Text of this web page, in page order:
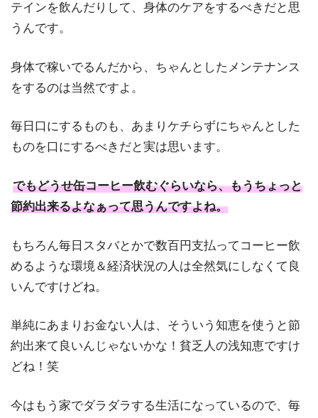
テインを飲んだりして、身体のケアをするべきだと思
うんです。
身体で稼いでるんだから、ちゃんとしたメンテナンス
をするのは当然ですよ。
毎日口にするものも、あまりケチらずにちゃんとした
ものを口にするべきだと実は思います。
でもどうせ缶コーヒー飲むぐらいなら、もうちょっと
節約出来るよなぁって思うんですよね。
もちろん毎日スタバとかで数百円支払ってコーヒー飲
めるような環境＆経済状況の人は全然気にしなくて良
いんですけどね。
単純にあまりお金ない人は、そういう知恵を使うと節
約出来て良いんじゃないかな！貧乏人の浅知恵ですけ
どね！笑
今はもう家でダラダラする生活になっているので、毎